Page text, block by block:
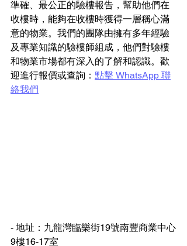
準確、最公正的驗樓報告，幫助他們在
收樓時，能夠在收樓時獲得一層稱心滿
意的物業。我們的團隊由擁有多年經驗
及專業知識的驗樓師組成，他們對驗樓
和物業市場都有深入的了解和認識。歡
迎進行報價或查詢： 點擊 WhatsApp 聯
絡我們
- 地址：九龍灣臨樂街19號南豐商業中心
9樓16-17室